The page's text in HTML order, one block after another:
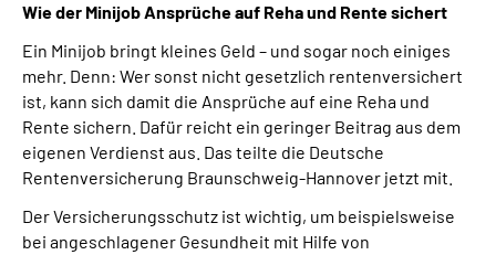
Über uns
Online-Services
Inhalte in Gebärdensprache (DGS)
Leichte Sprache
Wie der Minijob Ansprüche auf Reha und Rente sichert
Ein Minijob bringt kleines Geld – und sogar noch einiges
mehr. Denn: Wer sonst nicht gesetzlich rentenversichert
ist, kann sich damit die Ansprüche auf eine Reha und
Rente sichern. Dafür reicht ein geringer Beitrag aus dem
eigenen Verdienst aus. Das teilte die Deutsche
Rentenversicherung Braunschweig-Hannover jetzt mit.
Der Versicherungsschutz ist wichtig, um beispielsweise
bei angeschlagener Gesundheit mit Hilfe von